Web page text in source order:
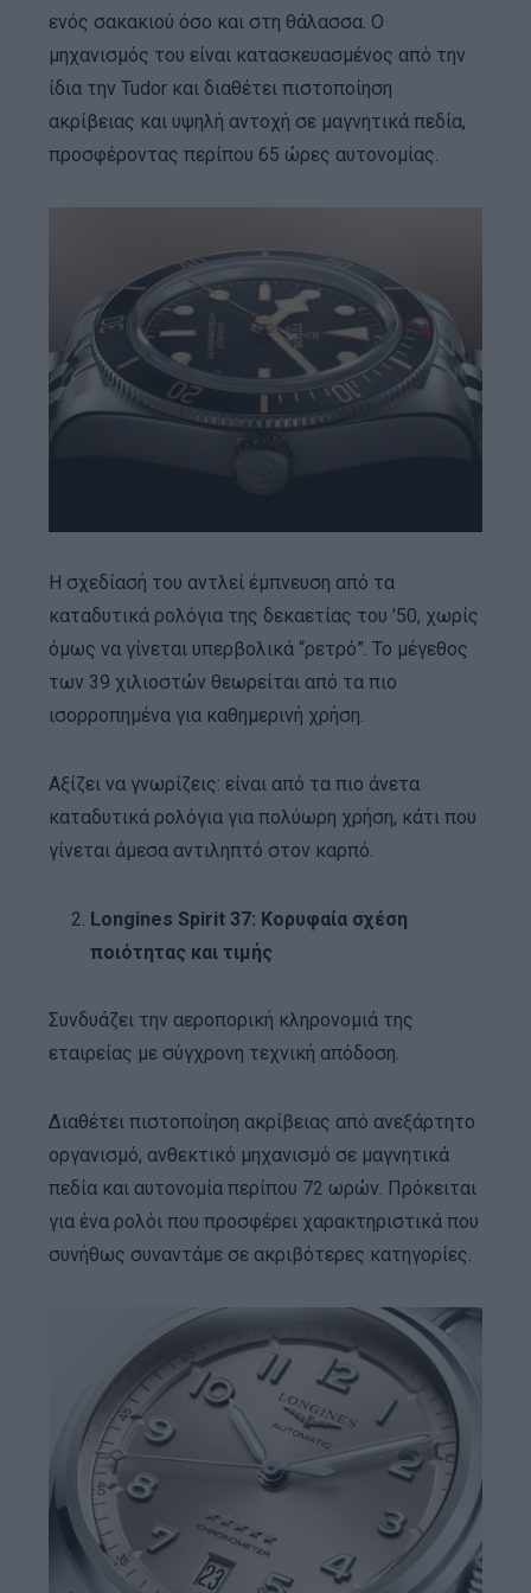
ενός σακακιού όσο και στη θάλασσα. Ο
μηχανισμός του είναι κατασκευασμένος από την
ίδια την Tudor και διαθέτει πιστοποίηση
ακρίβειας και υψηλή αντοχή σε μαγνητικά πεδία,
προσφέροντας περίπου 65 ώρες αυτονομίας.
Η σχεδίασή του αντλεί έμπνευση από τα
καταδυτικά ρολόγια της δεκαετίας του ’50, χωρίς
όμως να γίνεται υπερβολικά “ρετρό”. Το μέγεθος
των 39 χιλιοστών θεωρείται από τα πιο
ισορροπημένα για καθημερινή χρήση.
Αξίζει να γνωρίζεις: είναι από τα πιο άνετα
καταδυτικά ρολόγια για πολύωρη χρήση, κάτι που
γίνεται άμεσα αντιληπτό στον καρπό.
Longines Spirit 37: Κορυφαία σχέση
ποιότητας και τιμής
Συνδυάζει την αεροπορική κληρονομιά της
εταιρείας με σύγχρονη τεχνική απόδοση.
Διαθέτει πιστοποίηση ακρίβειας από ανεξάρτητο
οργανισμό, ανθεκτικό μηχανισμό σε μαγνητικά
πεδία και αυτονομία περίπου 72 ωρών. Πρόκειται
για ένα ρολόι που προσφέρει χαρακτηριστικά που
συνήθως συναντάμε σε ακριβότερες κατηγορίες.